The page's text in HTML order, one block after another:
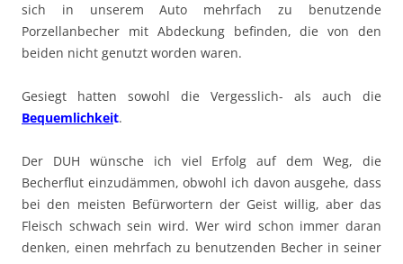
sich in unserem Auto mehrfach zu benutzende
Porzellanbecher mit Abdeckung befinden, die von den
beiden nicht genutzt worden waren.
Gesiegt hatten sowohl die Vergesslich- als auch die
Bequemlichkeit.
Der DUH wünsche ich viel Erfolg auf dem Weg, die
Becherflut einzudämmen, obwohl ich davon ausgehe, dass
bei den meisten Befürwortern der Geist willig, aber das
Fleisch schwach sein wird. Wer wird schon immer daran
denken, einen mehrfach zu benutzenden Becher in seiner